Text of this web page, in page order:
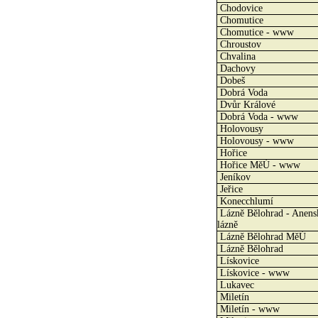
Chodovice
Chomutice
Chomutice - www
Chroustov
Chvalina
Dachovy
Dobeš
Dobrá Voda
Dvůr Králové
Dobrá Voda - www
Holovousy
Holovousy - www
Hořice
Hořice MěÚ - www
Jeníkov
Jeřice
Konecchlumí
Lázně Bělohrad -
lázně
Lázně Bělohrad MěÚ
Lázně Bělohrad
Lískovice
Lískovice - www
Lukavec
Miletín
Miletín - www